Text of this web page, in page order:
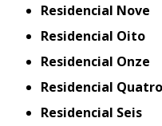
Residencial Nove
Residencial Oito
Residencial Onze
Residencial Quatro
Residencial Seis